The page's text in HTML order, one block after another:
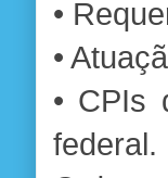
•
•
• CPIs
federal.